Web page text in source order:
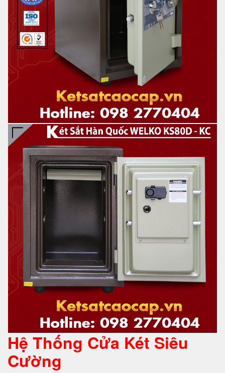
Hệ Thống Cửa Két Siêu
Cường